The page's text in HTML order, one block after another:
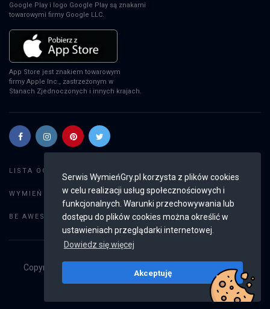
Serwis WymieńGry.pl korzysta z plików cookies
w celu realizacji usług społecznościowych i
funkcjonalnych. Warunki przechowywania lub
dostępu do plików cookies można określić w
ustawieniach przeglądarki internetowej.
Dowiedz się więcej
Akceptuję
Google Play i logo Google Play są znakami
towarowymi firmy Google LLC.
App Store jest znakiem towarowym
firmy Apple Inc., zastrzeżonym w
Stanach Zjednoczonych i innych krajach.
LISTA OGŁOSZEŃ:
WYMIEŃ GRY: Dodaj ogłoszenie
BE AWESOME: Weryfikacja konta
Copyright © 2019 - 2026
Wszystkie prawa
v2.8.4